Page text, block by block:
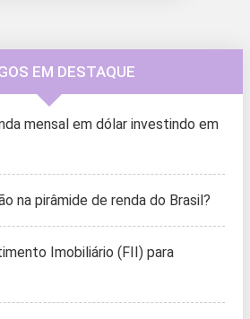
EM DESTAQUE
mensal em dólar investindo em
na pirâmide de renda do Brasil?
Imobiliário (FII) para